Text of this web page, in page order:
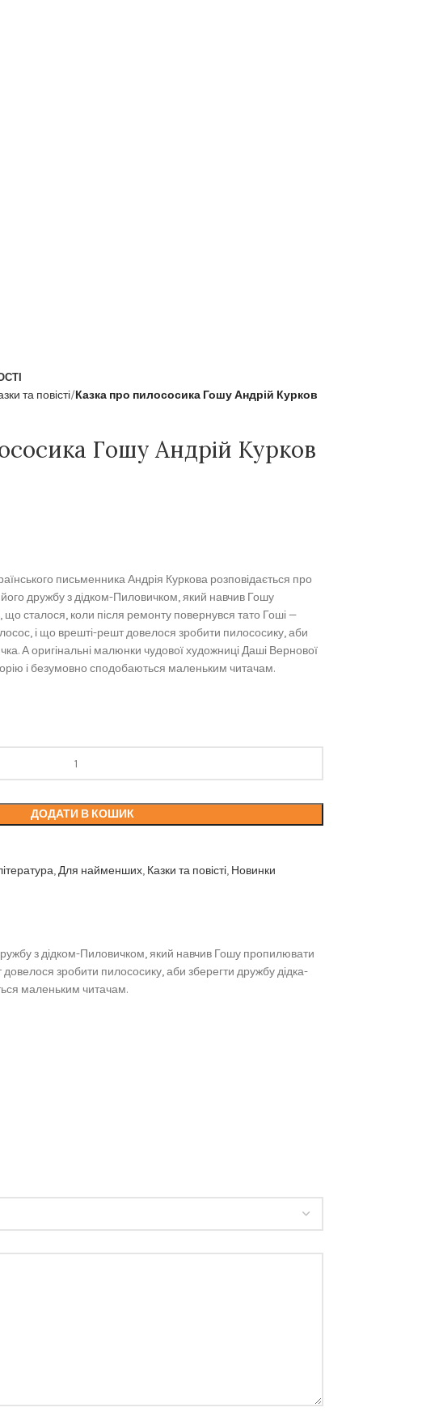
та повісті Казка про пилососика Гошу Андрій Курков
Гошу Андрій Курков
письменника Андрія Куркова розповідається про
дружбу з дідком-Пиловичком, який навчив Гошу
сталося, коли після ремонту повернувся тато Гоші —
і що врешті-решт довелося зробити пилососику, аби
А оригінальні малюнки чудової художниці Даші Вернової
і безумовно сподобаються маленьким читачам.
ДОДАТИ В КОШИК
,Для найменших, Казки та повісті, Новинки
з дідком-Пиловичком, який навчив Гошу пропилювати
зробити пилососику, аби зберегти дружбу дідка-
маленьким читачам.